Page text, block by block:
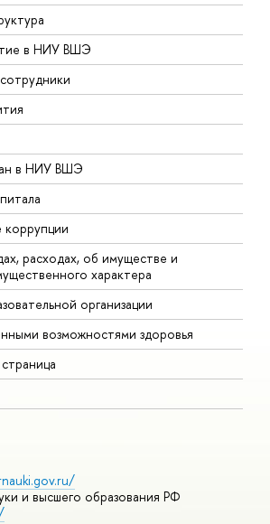
в НИУ ВШЭ
в НИУ ВШЭ
расходах, об имуществе и
характера
организации
возможностями здоровья
и высшего образования РФ